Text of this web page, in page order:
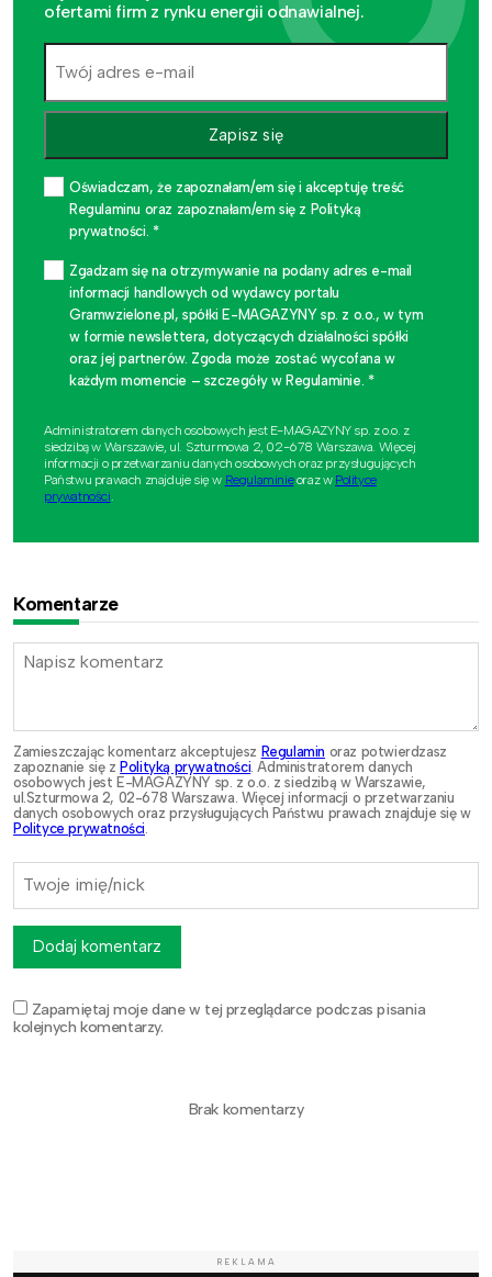
ofertami firm z rynku energii odnawialnej.
Zapisz się
Oświadczam, że zapoznałam/em się i akceptuję treść
Regulaminu oraz zapoznałam/em się z Polityką
prywatności. *
Zgadzam się na otrzymywanie na podany adres e-mail
informacji handlowych od wydawcy portalu
Gramwzielone.pl, spółki E-MAGAZYNY sp. z o.o., w tym
w formie newslettera, dotyczących działalności spółki
oraz jej partnerów. Zgoda może zostać wycofana w
każdym momencie – szczegóły w Regulaminie. *
Administratorem danych osobowych jest E-MAGAZYNY sp. z o.o. z
siedzibą w Warszawie, ul. Szturmowa 2, 02-678 Warszawa. Więcej
informacji o przetwarzaniu danych osobowych oraz przysługujących
Państwu prawach znajduje się w Regulaminieoraz w Polityce
prywatności.
Komentarze
Zamieszczając komentarz akceptujesz Regulamin oraz potwierdzasz
zapoznanie się zPolityką prywatności . Administratorem danych
osobowych jest E-MAGAZYNY sp. z o.o. z siedzibą w Warszawie,
ul.Szturmowa 2, 02-678 Warszawa. Więcej informacji o przetwarzaniu
danych osobowych oraz przysługujących Państwu prawach znajduje się w
Polityce prywatności
Zapamiętaj moje dane w tej przeglądarce podczas pisania
kolejnych komentarzy.
Dodaj komentarz
Brak komentarzy
REKLAMA